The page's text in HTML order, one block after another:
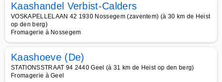
Kaashandel Verbist-Calders
VOSKAPELLELAAN 42 1930 Nossegem (zaventem) (à 30 km de Heist
op den berg)
Fromagerie à Nossegem
Kaashoeve (De)
STATIONSSTRAAT 94 2440 Geel (à 31 km de Heist op den berg)
Fromagerie à Geel